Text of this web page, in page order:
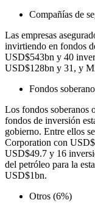
Compañías de
Las empresas
invirtiendo en fondos
USD$543bn y 40
USD$128bn y 31, y
Fondos
Los fondos soberanos
fondos de inversión
gobierno. Entre ellos
Corporation con
USD$49.7 y 16
del petróleo para la
USD$1bn.
Otros (6%)